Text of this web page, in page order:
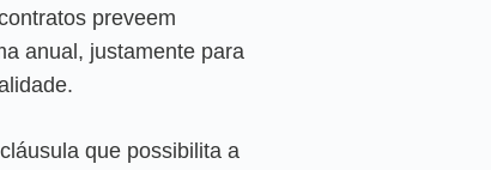
preveem
anual, justamente para
que possibilita a